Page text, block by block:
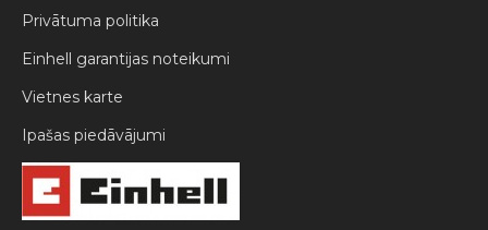
Privātuma politika
Einhell garantijas noteikumi
Vietnes karte
Ipašas piedāvājumi